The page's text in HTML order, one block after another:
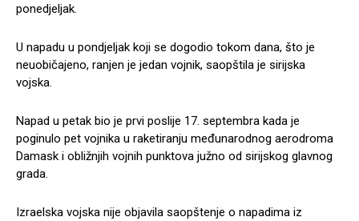
ponedjeljak.
U napadu u pondjeljak koji se dogodio tokom dana, što je
neuobičajeno, ranjen je jedan vojnik, saopštila je sirijska
vojska.
Napad u petak bio je prvi poslije 17. septembra kada je
poginulo pet vojnika u raketiranju međunarodnog aerodroma
Damask i obližnjih vojnih punktova južno od sirijskog glavnog
grada.
Izraelska vojska nije objavila saopštenje o napadima iz